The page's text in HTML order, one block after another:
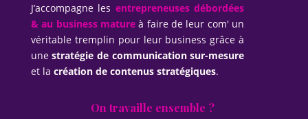
J’accompagne les entrepreneuses débordées
& au business matureà faire de leur com' un
véritable tremplin pour leur business grâce à
unestratégie de communication sur-mesure
et la création de contenus stratégiques.
On travaille ensemble ?